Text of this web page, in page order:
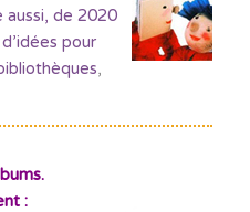
aussi, de 2020
pour
,
: